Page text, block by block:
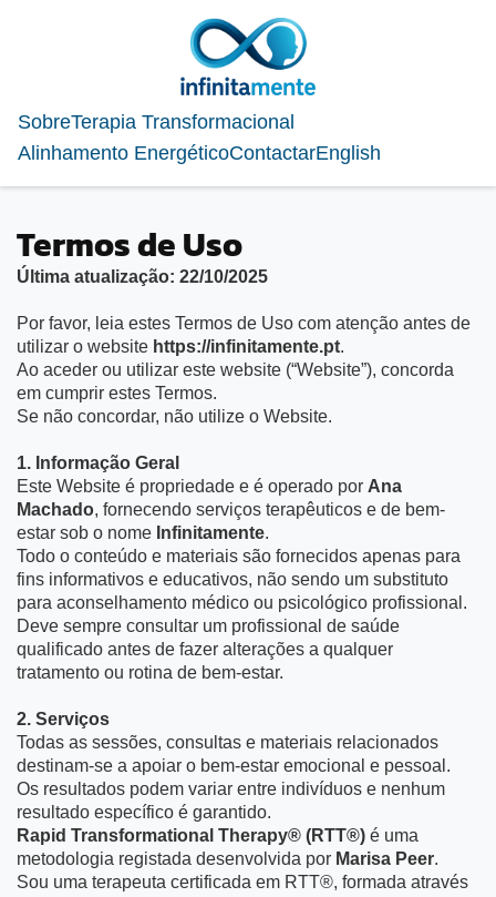
SobreTerapia Transformacional
Alinhamento EnergéticoContactarEnglish
Termos de Uso
Última atualização: 22/10/2025
Por favor, leia estes Termos de Uso com atenção antes de
utilizar o website https://infinitamente.pt.
Ao aceder ou utilizar este website (“Website”), concorda
em cumprir estes Termos.
Se não concordar, não utilize o Website.
1. Informação Geral
Este Website é propriedade e é operado por Ana
Machado, fornecendo serviços terapêuticos e de bem-
estar sob o nome Infinitamente.
Todo o conteúdo e materiais são fornecidos apenas para
fins informativos e educativos, não sendo um substituto
para aconselhamento médico ou psicológico profissional.
Deve sempre consultar um profissional de saúde
qualificado antes de fazer alterações a qualquer
tratamento ou rotina de bem-estar.
2. Serviços
Todas as sessões, consultas e materiais relacionados
destinam-se a apoiar o bem-estar emocional e pessoal.
Os resultados podem variar entre indivíduos e nenhum
resultado específico é garantido.
Rapid Transformational Therapy® (RTT®) é uma
metodologia registada desenvolvida por Marisa Peer.
Sou uma terapeuta certificada em RTT®, formada através